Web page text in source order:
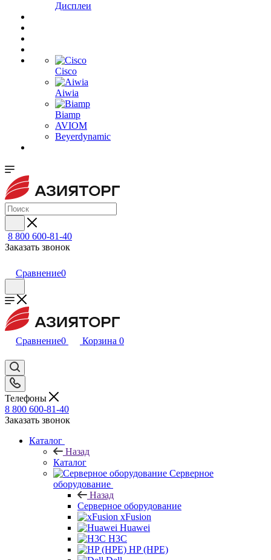
Дисплеи
Cisco
Aiwia
Biamp
AVIOM
Beyerdynamic
8 800 600-81-40
Заказать звонок
Сравнение0
Сравнение0 Корзина 0
Телефоны
8 800 600-81-40
Заказать звонок
Каталог
Назад
Каталог
Серверное
оборудование
Назад
Серверное оборудование
xFusion
Huawei
H3C
HP (HPE)